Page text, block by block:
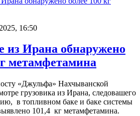
16:50
из Ирана обнаружено
метамфетамина
«Джульфа» Нахчыванской
грузовика из Ирана, следовашего
в топливном баке и баке системы
101,4 кг метамфетамина.